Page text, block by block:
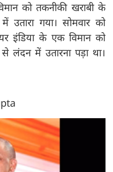
को तकनीकी खराबी के
उतारा गया। सोमवार को
इंडिया के एक विमान को
में उतारना पड़ा था।